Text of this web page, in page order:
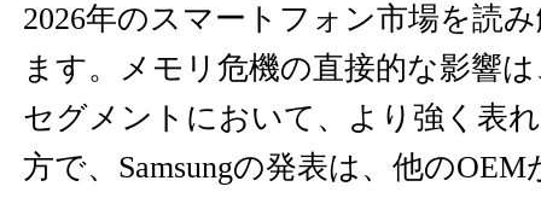
2026年のスマートフォン市場を読
ます。メモリ危機の直接的な影響
セグメントにおいて、より強く表
方で、Samsungの発表は、他の